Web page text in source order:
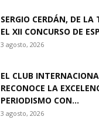
SERGIO CERDÁN, DE
EL XII CONCURSO DE
3 agosto, 2026
EL CLUB
RECONOCE LA
PERIODISMO CON...
3 agosto, 2026